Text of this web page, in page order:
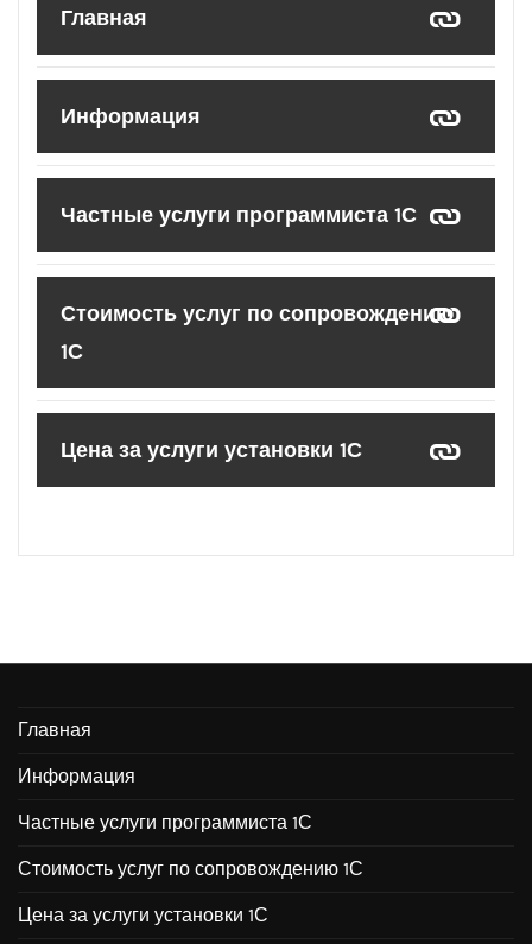
Главная
Информация
Частные услуги программиста 1С
Стоимость услуг по сопровождению
1С
Цена за услуги установки 1С
Главная
Информация
Частные услуги программиста 1С
Стоимость услуг по сопровождению 1С
Цена за услуги установки 1С